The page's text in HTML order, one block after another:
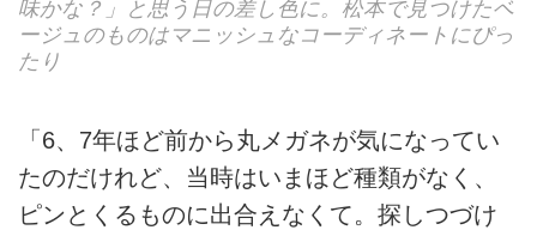
味かな？」と思う日の差し色に。松本で見つけたベ
ージュのものはマニッシュなコーディネートにぴっ
たり
「6、7年ほど前から丸メガネが気になってい
たのだけれど、当時はいまほど種類がなく、
ピンとくるものに出合えなくて。探しつづけ